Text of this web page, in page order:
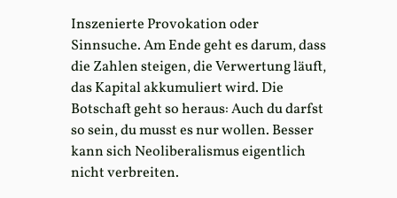
Inszenierte Provokation oder
Sinnsuche. Am Ende geht es darum, dass
die Zahlen steigen, die Verwertung läuft,
das Kapital akkumuliert wird. Die
Botschaft geht so heraus: Auch du darfst
so sein, du musst es nur wollen. Besser
kann sich Neoliberalismus eigentlich
nicht verbreiten.